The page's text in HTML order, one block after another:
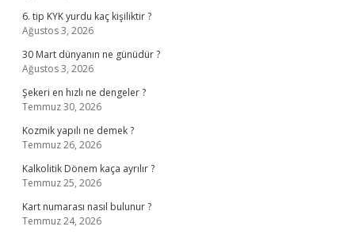
6. tip KYK yurdu kaç kişiliktir ?
Ağustos 3, 2026
30 Mart dünyanın ne günüdür ?
Ağustos 3, 2026
Şekeri en hızlı ne dengeler ?
Temmuz 30, 2026
Kozmik yapılı ne demek ?
Temmuz 26, 2026
Kalkolitik Dönem kaça ayrılır ?
Temmuz 25, 2026
Kart numarası nasıl bulunur ?
Temmuz 24, 2026